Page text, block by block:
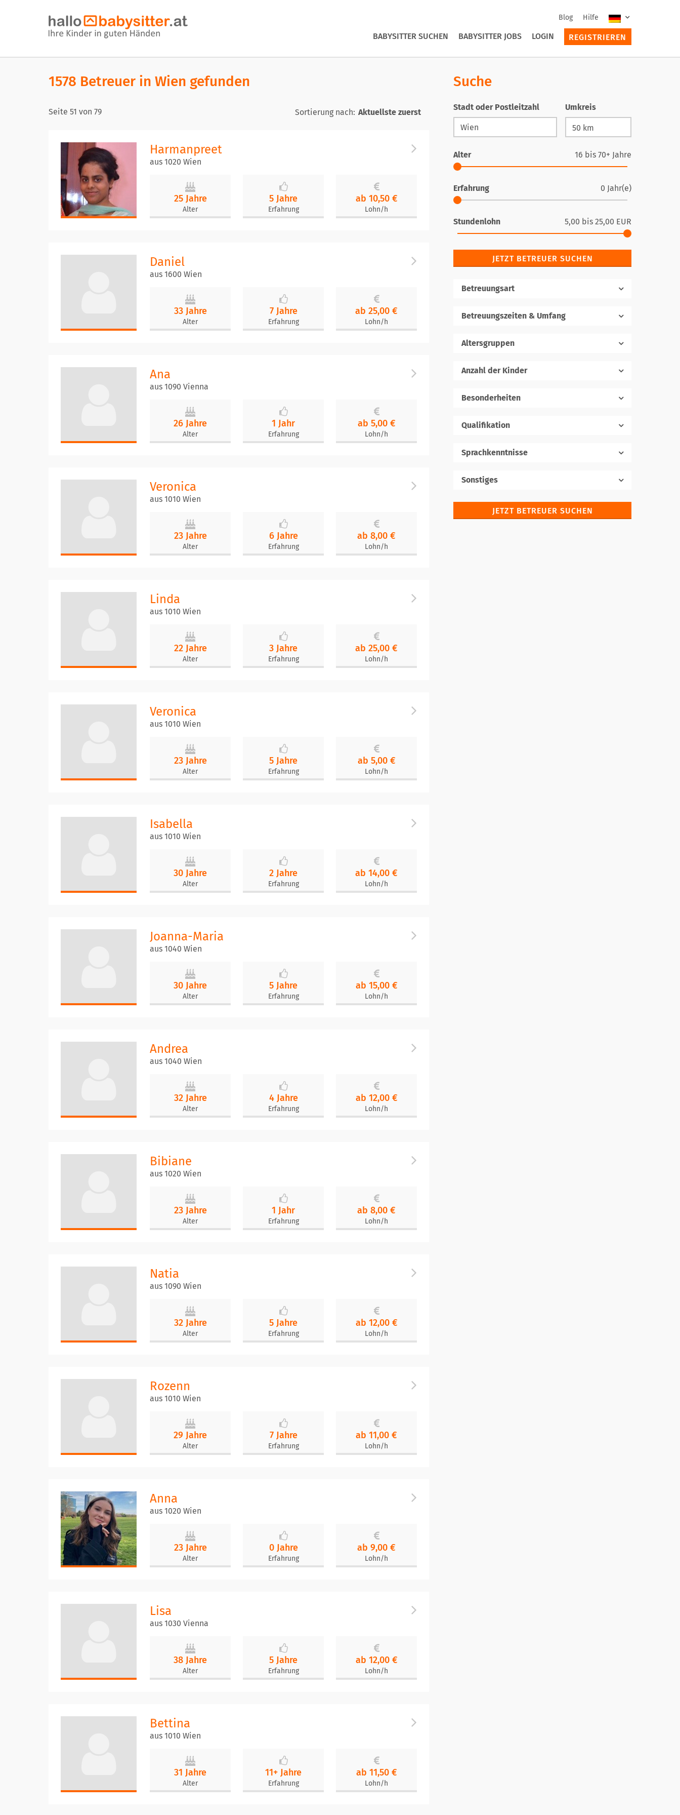
Blog Hilfe
BABYSITTER SUCHEN BABYSITTER JOBS LOGIN REGISTRIEREN
1578 Betreuer in Wien gefunden
Seite 51 von 79 Sortierung nach:
Harmanpreet
aus 1020 Wien
25 Jahre
Alter
5 Jahre
Erfahrung
ab 10,50 €
Lohn/h
Daniel
aus 1600 Wien
33 Jahre
Alter
7 Jahre
Erfahrung
ab 25,00 €
Lohn/h
Ana
aus 1090 Vienna
26 Jahre
Alter
1 Jahr
Erfahrung
ab 5,00 €
Lohn/h
Veronica
aus 1010 Wien
23 Jahre
Alter
6 Jahre
Erfahrung
ab 8,00 €
Lohn/h
Linda
aus 1010 Wien
22 Jahre
Alter
3 Jahre
Erfahrung
ab 25,00 €
Lohn/h
Veronica
aus 1010 Wien
23 Jahre
Alter
5 Jahre
Erfahrung
ab 5,00 €
Lohn/h
Isabella
aus 1010 Wien
30 Jahre
Alter
2 Jahre
Erfahrung
ab 14,00 €
Lohn/h
Joanna-Maria
aus 1040 Wien
30 Jahre
Alter
5 Jahre
Erfahrung
ab 15,00 €
Lohn/h
Andrea
aus 1040 Wien
32 Jahre
Alter
4 Jahre
Erfahrung
ab 12,00 €
Lohn/h
Bibiane
aus 1020 Wien
23 Jahre
Alter
1 Jahr
Erfahrung
ab 8,00 €
Lohn/h
Natia
aus 1090 Wien
32 Jahre
Alter
5 Jahre
Erfahrung
ab 12,00 €
Lohn/h
Rozenn
aus 1010 Wien
29 Jahre
Alter
7 Jahre
Erfahrung
ab 11,00 €
Lohn/h
Anna
aus 1020 Wien
23 Jahre
Alter
0 Jahre
Erfahrung
ab 9,00 €
Lohn/h
Lisa
aus 1030 Vienna
38 Jahre
Alter
5 Jahre
Erfahrung
ab 12,00 €
Lohn/h
Bettina
aus 1010 Wien
31 Jahre
Alter
11+ Jahre
Erfahrung
ab 11,50 €
Lohn/h
Suche
Stadt oder Postleitzahl Umkreis
Alter 16 bis 70+ Jahre
Erfahrung 0 Jahr(e)
Stundenlohn 5,00 bis 25,00 EUR
JETZT BETREUER SUCHEN
Betreuungsart
Betreuungszeiten & Umfang
Altersgruppen
Anzahl der Kinder
Besonderheiten
Qualifikation
Sprachkenntnisse
Fremdsprachen
Sonstiges
JETZT BETREUER SUCHEN